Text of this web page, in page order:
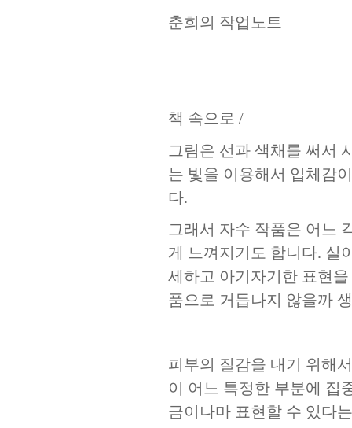
춘희의 작업노트
책 속으로 /
그림은 선과 색채를 써서
는 빛을 이용해서 입체감
다.
그래서 자수 작품은 어느
게 느껴지기도 합니다. 실
세하고 아기자기한 표현
품으로 거듭나지 않을까
피부의 질감을 내기 위해
이 어느 특정한 부분에 집
금이나마 표현할 수 있다